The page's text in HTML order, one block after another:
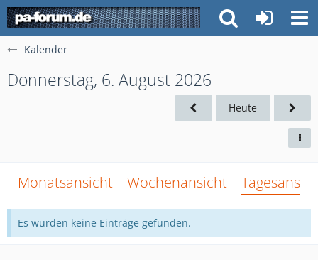
Kalender
Donnerstag, 6. August 2026
Heute
Monatsansicht Wochenansicht
Es wurden keine Einträge gefunden.